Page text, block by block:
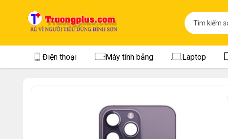
Điện thoại Máy tính bảng Laptop